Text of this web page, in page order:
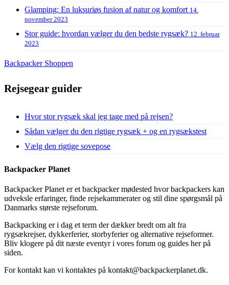
Glamping: En luksuriøs fusion af natur og komfort 14.
november 2023
Stor guide: hvordan vælger du den bedste rygsæk? 12. februar
2023
Backpacker Shoppen
Rejsegear guider
Hvor stor rygsæk skal jeg tage med på rejsen?
Sådan vælger du den rigtige rygsæk + og en rygsækstest
Vælg den rigtige sovepose
Backpacker Planet
Backpacker Planet er et backpacker mødested hvor backpackers kan
udveksle erfaringer, finde rejsekammerater og stil dine spørgsmål på
Danmarks største rejseforum.
Backpacking er i dag et term der dækker bredt om alt fra
rygsækrejser, dykkerferier, storbyferier og alternative rejseformer.
Bliv klogere på dit næste eventyr i vores forum og guides her på
siden.
For kontakt kan vi kontaktes på kontakt@backpackerplanet.dk.